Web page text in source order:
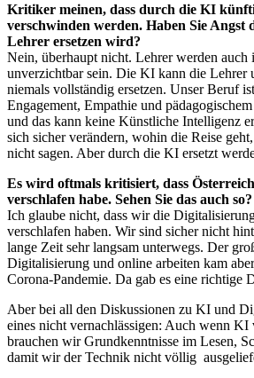
Kritiker meinen, dass durch die KI
verschwinden werden. Haben Sie Angst
Lehrer ersetzen wird?
Nein, überhaupt nicht. Lehrer werden
unverzichtbar sein. Die KI kann die Lehrer
niemals vollständig ersetzen. Unser Beruf
Engagement, Empathie und
und das kann keine Künstliche Intelligenz
sich sicher verändern, wohin die Reise
nicht sagen. Aber durch die KI ersetzt
Es wird oftmals kritisiert, dass
verschlafen habe. Sehen Sie das auch so?
Ich glaube nicht, dass wir die
verschlafen haben. Wir sind sicher nicht
lange Zeit sehr langsam unterwegs. Der
Digitalisierung und online arbeiten kam
Corona-Pandemie. Da gab es eine richtige
Aber bei all den Diskussionen zu KI und
eines nicht vernachlässigen: Auch wenn KI
brauchen wir Grundkenntnisse im Lesen,
damit wir der Technik nicht völlig